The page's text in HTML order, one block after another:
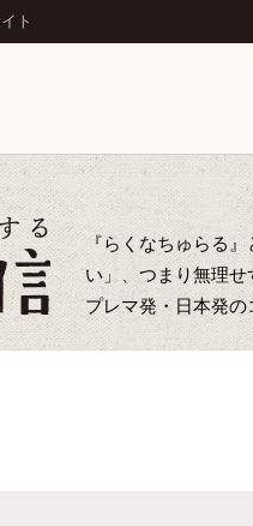
ト
『らくなちゅらる
い」、つまり無理
プレマ発・日本発の